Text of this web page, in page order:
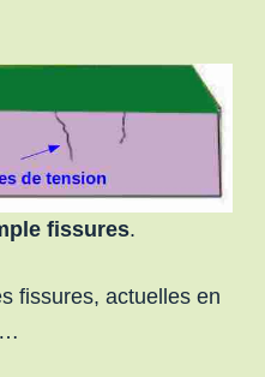
fissures.
fissures, actuelles en